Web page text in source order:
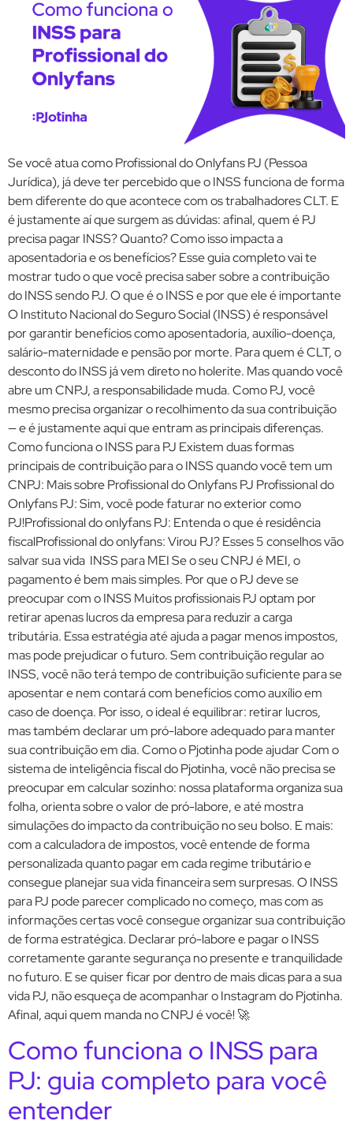
Se você atua como Profissional do Onlyfans PJ (Pessoa
Jurídica), já deve ter percebido que o INSS funciona de forma
bem diferente do que acontece com os trabalhadores CLT. E
é justamente aí que surgem as dúvidas: afinal, quem é PJ
precisa pagar INSS? Quanto? Como isso impacta a
aposentadoria e os benefícios? Esse guia completo vai te
mostrar tudo o que você precisa saber sobre a contribuição
do INSS sendo PJ. O que é o INSS e por que ele é importante
O Instituto Nacional do Seguro Social (INSS) é responsável
por garantir benefícios como aposentadoria, auxílio-doença,
salário-maternidade e pensão por morte. Para quem é CLT, o
desconto do INSS já vem direto no holerite. Mas quando você
abre um CNPJ, a responsabilidade muda. Como PJ, você
mesmo precisa organizar o recolhimento da sua contribuição
— e é justamente aqui que entram as principais diferenças.
Como funciona o INSS para PJ Existem duas formas
principais de contribuição para o INSS quando você tem um
CNPJ: Mais sobre Profissional do Onlyfans PJ Profissional do
Onlyfans PJ: Sim, você pode faturar no exterior como
PJ!Profissional do onlyfans PJ: Entenda o que é residência
fiscalProfissional do onlyfans: Virou PJ? Esses 5 conselhos vão
salvar sua vida INSS para MEI Se o seu CNPJ é MEI, o
pagamento é bem mais simples. Por que o PJ deve se
preocupar com o INSS Muitos profissionais PJ optam por
retirar apenas lucros da empresa para reduzir a carga
tributária. Essa estratégia até ajuda a pagar menos impostos,
mas pode prejudicar o futuro. Sem contribuição regular ao
INSS, você não terá tempo de contribuição suficiente para se
aposentar e nem contará com benefícios como auxílio em
caso de doença. Por isso, o ideal é equilibrar: retirar lucros,
mas também declarar um pró-labore adequado para manter
sua contribuição em dia. Como o Pjotinha pode ajudar Com o
sistema de inteligência fiscal do Pjotinha, você não precisa se
preocupar em calcular sozinho: nossa plataforma organiza sua
folha, orienta sobre o valor de pró-labore, e até mostra
simulações do impacto da contribuição no seu bolso. E mais:
com a calculadora de impostos, você entende de forma
personalizada quanto pagar em cada regime tributário e
consegue planejar sua vida financeira sem surpresas. O INSS
para PJ pode parecer complicado no começo, mas com as
informações certas você consegue organizar sua contribuição
de forma estratégica. Declarar pró-labore e pagar o INSS
corretamente garante segurança no presente e tranquilidade
no futuro. E se quiser ficar por dentro de mais dicas para a sua
vida PJ, não esqueça de acompanhar o Instagram do Pjotinha.
Afinal, aqui quem manda no CNPJ é você! 🚀
Como funciona o INSS para
PJ: guia completo para você
entender